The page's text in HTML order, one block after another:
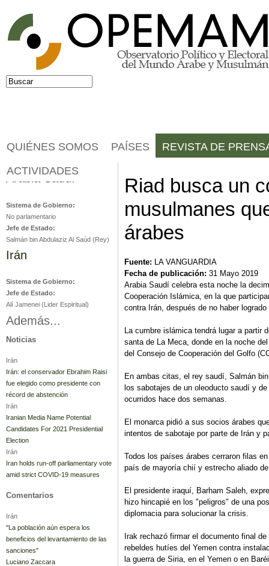
Jump to navigation
Formulario de búsqueda
Buscar
Riad busca un
musulmanes
árabes
Fuente: LA VANGUARDIA
Fecha de publicación: 31 Mayo 2019
Arabia Saudí celebra esta noche la
Cooperación Islámica, en la que
contra Irán, después de no haber
La cumbre islámica tendrá lugar a partir
santa de La Meca, donde en la noche
del Consejo de Cooperación del Golfo
En ambas citas, el rey saudí, Salmán
los sabotajes de un oleoducto saudí y
ocurridos hace dos semanas.
El monarca pidió a sus socios árabes
intentos de sabotaje por parte de Irán y
Todos los países árabes cerraron filas
país de mayoría chií y estrecho aliado
El presidente iraquí, Barham Saleh,
hizo hincapié en los "peligros" de una
diplomacia para solucionar la crisis.
Irak rechazó firmar el documento final
rebeldes hutíes del Yemen contra
la guerra de Siria, en el Yemen o en
QUIÉNES SOMOS PAÍSES REVISTA DE
ACTIVIDADES
Arabia Saudí
Sistema de Gobierno:
No parlamentario
Jefe de Estado:
Salmán bin Abdulaziz Al Saúd (Rey)
Irán
Sistema de Gobierno:
Jefe de Estado:
Alí Jamenei (Lider Espiritual)
Además...
Noticias
Irán
Irán: el conservador Ebrahim Raisi
fue elegido como presidente con
récord de abstención
Irán
Iranian Media Name Potential
Candidates For 2021 Presidential
Election
Irán
Iran holds run-off parliamentary vote
amid strict COVID-19 measures
Comentarios
Irán
"La población aún espera los
beneficios del levantamiento de las
sanciones"
Luciano Zaccara